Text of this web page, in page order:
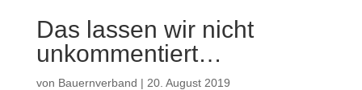
Das lassen wir nicht
unkommentiert…
von Bauernverband | 20. August 2019